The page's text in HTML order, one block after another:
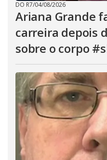
DO R7/04/08/2026
Ariana Grande
carreira depois
sobre o corpo